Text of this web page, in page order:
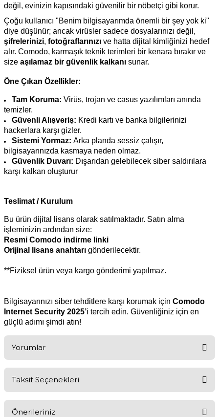
değil, evinizin kapısındaki güvenilir bir nöbetçi gibi korur.
Çoğu kullanıcı "Benim bilgisayarımda önemli bir şey yok ki"
diye düşünür; ancak virüsler sadece dosyalarınızı değil,
şifrelerinizi, fotoğraflarınızı ve hatta dijital kimliğinizi hedef
alır. Comodo, karmaşık teknik terimleri bir kenara bırakır ve
size aşılamaz bir güvenlik kalkanı sunar.
Öne Çıkan Özellikler:
Tam Koruma: Virüs, trojan ve casus yazılımları anında
temizler.
Güvenli Alışveriş: Kredi kartı ve banka bilgilerinizi
hackerlara karşı gizler.
Sistemi Yormaz: Arka planda sessiz çalışır,
bilgisayarınızda kasmaya neden olmaz.
Güvenlik Duvarı: Dışarıdan gelebilecek siber saldırılara
karşı kalkan oluşturur
Teslimat / Kurulum
Bu ürün dijital lisans olarak satılmaktadır. Satın alma
işleminizin ardından size:
Resmi Comodo indirme linki
Orijinal lisans anahtarı gönderilecektir.
**Fiziksel ürün veya kargo gönderimi yapılmaz.
Bilgisayarınızı siber tehditlere karşı korumak için Comodo
Internet Security 2025’i tercih edin. Güvenliğiniz için en
güçlü adımı şimdi atın!
Yorumlar
Taksit Seçenekleri
Önerileriniz